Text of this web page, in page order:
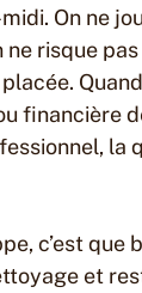
On ne
ne risque
financière
la
c’est que
et